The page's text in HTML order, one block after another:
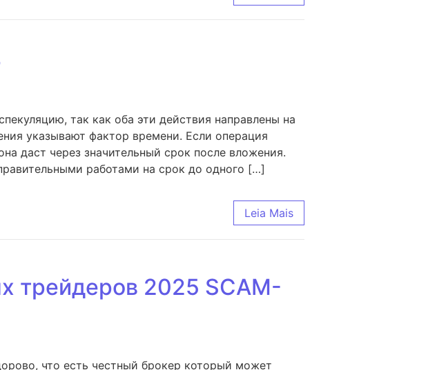
так как оба эти действия направлены на
указывают фактор времени. Если операция
даст через значительный срок после вложения.
работами на срок до одного […]
Leia Mais
трейдеров 2025 SCAM-
что есть честный брокер который может